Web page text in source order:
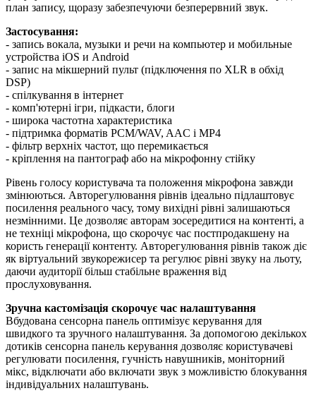
план запису, щоразу забезпечуючи безперервний звук.
Застосування:
- запись вокала, музыки и речи на компьютер и мобильные
устройства iOS и Android
- запис на мікшерний пульт (підключення по XLR в обхід
DSP)
- спілкування в інтернет
- комп'ютерні ігри, підкасти, блоги
- широка частотна характеристика
- підтримка форматів PCM/WAV, AAC і MP4
- фільтр верхніх частот, що перемикається
- кріплення на пантограф або на мікрофонну стійку
Рівень голосу користувача та положення мікрофона завжди
змінюються. Авторегулювання рівнів ідеально підлаштовує
посилення реального часу, тому вихідні рівні залишаються
незмінними. Це дозволяє авторам зосередитися на контенті, а
не техніці мікрофона, що скорочує час постпродакшену на
користь генерації контенту. Авторегулювання рівнів також діє
як віртуальний звукорежисер та регулює рівні звуку на льоту,
даючи аудиторії більш стабільне враження від
прослуховування.
Зручна кастомізація скорочує час налаштування
Вбудована сенсорна панель оптимізує керування для
швидкого та зручного налаштування. За допомогою декількох
дотиків сенсорна панель керування дозволяє користувачеві
регулювати посилення, гучність навушників, моніторний
мікс, відключати або включати звук з можливістю блокування
індивідуальних налаштувань.